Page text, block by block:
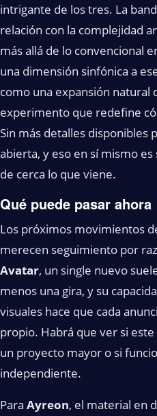
intrigante de los tres. La
relación con la complejidad
más allá de lo convencional
una dimensión sinfónica a
como una expansión natural
experimento que redefine
Sin más detalles disponibles
abierta, y eso en sí mismo
de cerca lo que viene.
Qué puede pasar ahora
Los próximos movimientos
merecen seguimiento por
Avatar, un single nuevo
menos una gira, y su
visuales hace que cada
propio. Habrá que ver si
un proyecto mayor o si
independiente.
Para Ayreon, el material en